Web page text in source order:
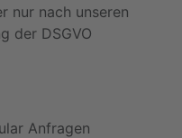
nur nach unseren
der DSGVO
Anfragen